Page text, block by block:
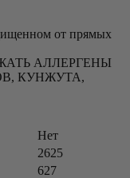
от прямых
АЛЛЕРГЕНЫ
КУНЖУТА,
Нет
2625
627